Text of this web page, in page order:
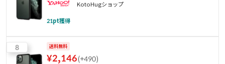
KotoHugショップ
21pt獲得
8 送料無料
¥2,146(+490)